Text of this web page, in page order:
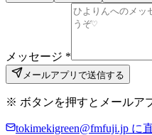
メッセージ *
メールアプリで送信する
※ ボタンを押すとメールア
tokimekigreen@fmfuji.jp に